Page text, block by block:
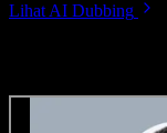
Lihat AI Dubbing